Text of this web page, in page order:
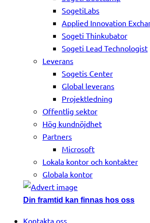
SogetiLabs
Applied Innovation
Sogeti Thinkubator
Sogeti Lead Technologist
Leverans
Sogetis Center
Global leverans
Projektledning
Offentlig sektor
Hög kundnöjdhet
Partners
Microsoft
Lokala kontor och kontakter
Globala kontor
Din framtid kan finnas hos oss
Kontakta oss